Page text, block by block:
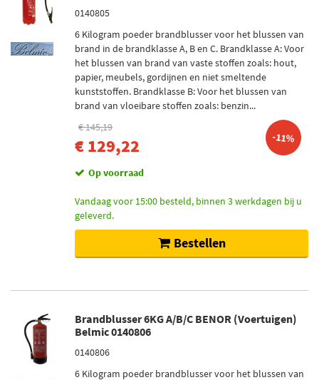
0140805
6 Kilogram poeder brandblusser voor het blussen van
brand in de brandklasse A, B en C. Brandklasse A: Voor
het blussen van brand van vaste stoffen zoals: hout,
papier, meubels, gordijnen en niet smeltende
kunststoffen. Brandklasse B: Voor het blussen van
brand van vloeibare stoffen zoals: benzin...
€ 145,19
€ 129,22 -11%
Op voorraad
Vandaag voor 15:00 besteld, binnen 3 werkdagen bij u
geleverd.
Bestellen
Brandblusser 6KG A/B/C BENOR (Voertuigen)
Belmic 0140806
0140806
6 Kilogram poeder brandblusser voor het blussen van